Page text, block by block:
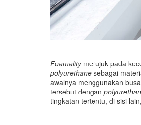
Foamalitymerujuk pada
polyurethane sebagai
awalnya menggunakan
tersebut dengan
tingkatan tertentu, di sisi